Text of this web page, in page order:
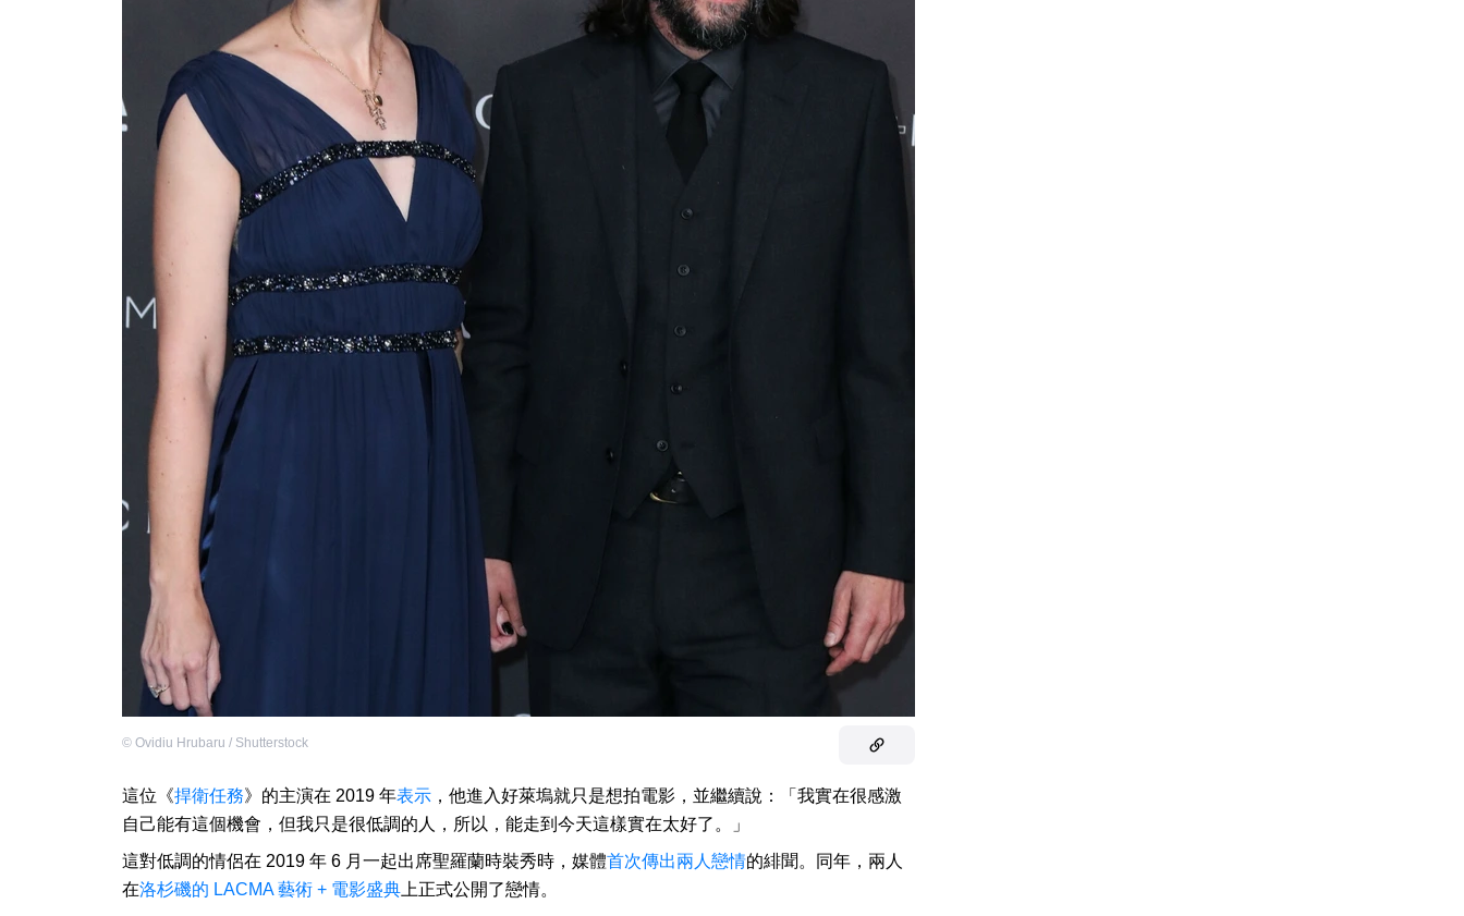
© Ovidiu Hrubaru / Shutterstock
這位《捍衛任務》的主演在 2019 年表示 ，他進入好萊塢就只是想拍電影，並繼續說：「我實在很感激
自己能有這個機會，但我只是很低調的人，所以，能走到今天這樣實在太好了。」
這對低調的情侶在 2019 年 6 月一起出席聖羅蘭時裝秀時，媒體首次傳出兩人戀情的緋聞。同年，兩人
在洛杉磯的 LACMA 藝術 + 電影盛典 上正式公開了戀情。